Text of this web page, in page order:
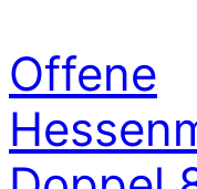
Offene